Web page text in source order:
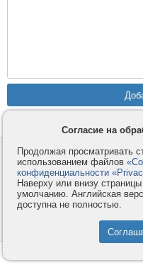
Контакты
Компания
Услуги
Как оплатить
© 2008-2026
Согласие на
Продолжая просматривать
использованием файлов
конфиденциальности
Наверху или внизу
умолчанию. Английская
доступна не полностью.